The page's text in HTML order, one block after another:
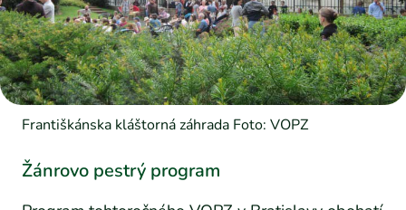
Františkánska kláštorná záhrada Foto: VOPZ
Žánrovo pestrý program